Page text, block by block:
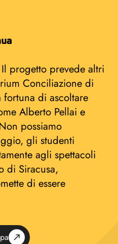
progetto prevede altri
Conciliazione di
fortuna di ascoltare
Alberto Pellai e
possiamo
gli studenti
agli spettacoli
di Siracusa,
di essere